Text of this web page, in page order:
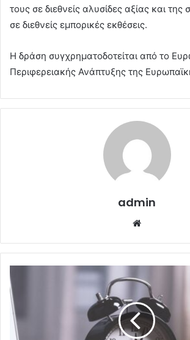
τους σε διεθνείς αλυσίδες αξίας και
σε διεθνείς εμπορικές εκθέσεις.
Η δράση συγχρηματοδοτείται από το
Περιφερειακής Ανάπτυξης της
admin